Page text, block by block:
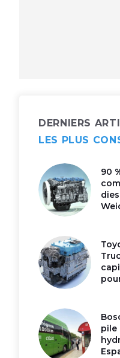
DERNIERS
LES PLUS
90
pile